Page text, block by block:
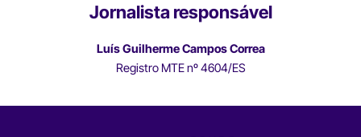
Jornalista responsável
Luís Guilherme Campos Correa
Registro MTE nº 4604/ES